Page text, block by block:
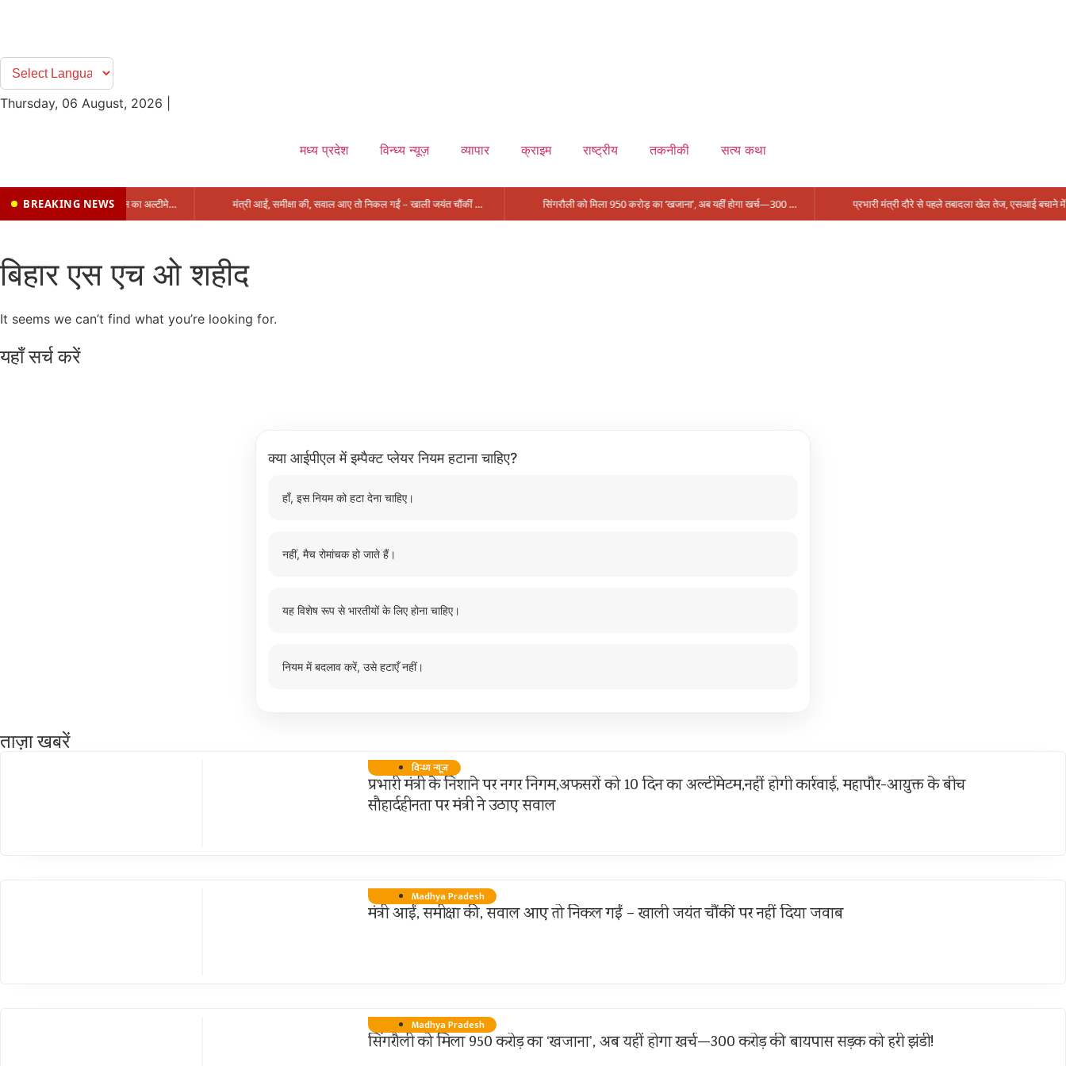
Thursday, 06 August, 2026
मध्य प्रदेश विन्ध्य न्यूज़ व्यापार क्राइम राष्ट्रीय तकनीकी सत्य कथा
BREAKING NEWS प्रभारी मंत्री के निशाने पर नगर निगम,अफसरों को 10 दिन का अल्टीमेटम,नहीं होगी कार्रवाई, महापौर-आयुक्त के बीच सौहार्दहीनता पर मंत्री ने उठाए सवाल मंत्री आईं, समीक्षा की, सवाल आए तो निकल गईं – खाली जयंत चौंकीं पर नहीं दिया जवाब सिंगरौली को मिला 950 करोड़ का ‘खजाना’, अब यहीं होगा खर्च—300 करोड़ की बायपास सड़क को हरी झंडी!
बिहार एस एच ओ शहीद
It seems we can’t find what you’re looking for.
यहाँ सर्च करें
क्या आईपीएल में इम्पैक्ट प्लेयर नियम हटाना चाहिए?
हाँ, इस नियम को हटा देना चाहिए।
नहीं, मैच रोमांचक हो जाते हैं।
यह विशेष रूप से भारतीयों के लिए होना चाहिए।
नियम में बदलाव करें, उसे हटाएँ नहीं।
ताज़ा खबरें
विन्ध्य न्यूज़
प्रभारी मंत्री के निशाने पर नगर निगम,अफसरों को 10 दिन का अल्टीमेटम,नहीं होगी कार्रवाई, महापौर-आयुक्त के बीच
सौहार्दहीनता पर मंत्री ने उठाए सवाल
Madhya Pradesh
मंत्री आईं, समीक्षा की, सवाल आए तो निकल गईं – खाली जयंत चौंकीं पर नहीं दिया जवाब
Madhya Pradesh
सिंगरौली को मिला 950 करोड़ का ‘खजाना’, अब यहीं होगा खर्च—300 करोड़ की बायपास सड़क को हरी झंडी!